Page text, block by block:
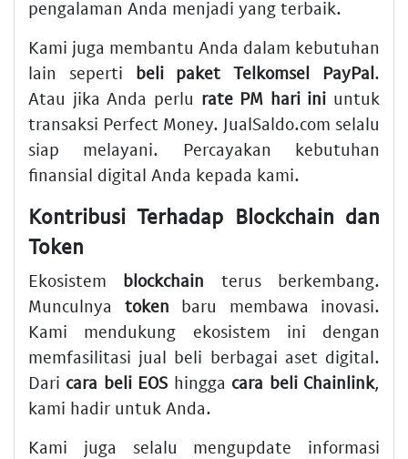
pengalaman Anda menjadi yang terbaik.
Kami juga membantu Anda dalam kebutuhan
lain seperti beli paket Telkomsel PayPal.
Atau jika Anda perlu rate PM hari ini untuk
transaksi Perfect Money. JualSaldo.com selalu
siap melayani. Percayakan kebutuhan
finansial digital Anda kepada kami.
Kontribusi Terhadap Blockchain dan
Token
Ekosistem blockchain terus berkembang.
Munculnya token baru membawa inovasi.
Kami mendukung ekosistem ini dengan
memfasilitasi jual beli berbagai aset digital.
Dari cara beli EOS hingga cara beli Chainlink,
kami hadir untuk Anda.
Kami juga selalu mengupdate informasi